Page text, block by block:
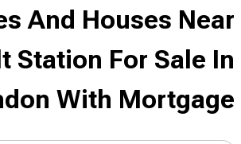
And Houses Near
Station For Sale In
With Mortgage